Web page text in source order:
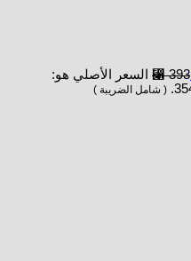
⃁393
السعر الأصلي هو:
( شامل الضريبة )